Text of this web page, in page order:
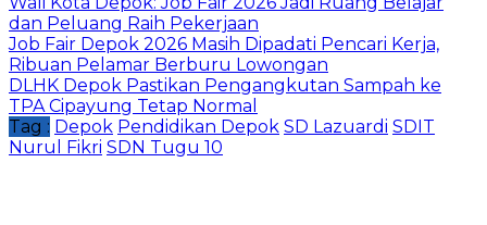
dan Peluang Raih Pekerjaan
Job Fair Depok 2026 Masih Dipadati Pencari Kerja,
Ribuan Pelamar Berburu Lowongan
DLHK Depok Pastikan Pengangkutan Sampah ke
TPA Cipayung Tetap Normal
Tag : Depok Pendidikan Depok SD Lazuardi SDIT
Nurul Fikri SDN Tugu 10